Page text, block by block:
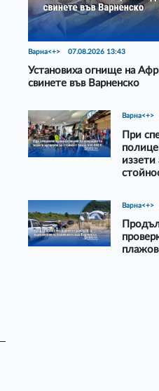
Варна<+> 07.08.2026 13:43
Установиха огнище на
свинете във Варненско
Варна<+>
При
иззети
Варна<+>